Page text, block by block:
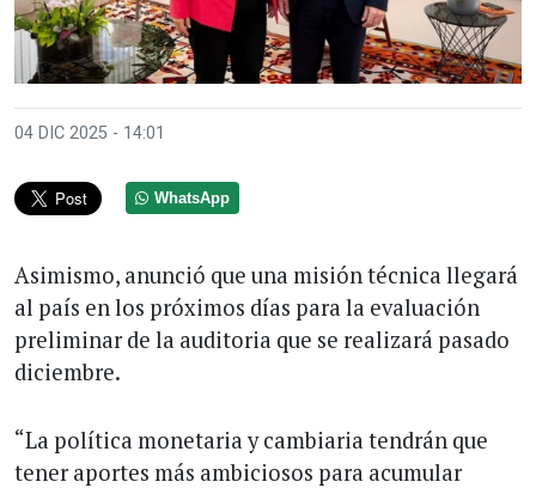
04 DIC 2025 - 14:01
WhatsApp
Asimismo, anunció que una misión técnica llegará
al país en los próximos días para la evaluación
preliminar de la auditoria que se realizará pasado
diciembre.
“La política monetaria y cambiaria tendrán que
tener aportes más ambiciosos para acumular